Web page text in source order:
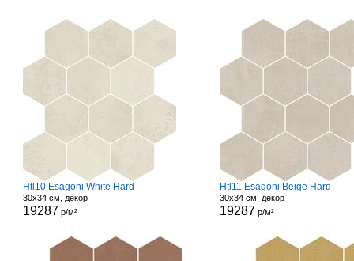
Htl10 Esagoni White Hard
30x34 см, декор
19287 р/м²
Htl11 Esagoni Beige Hard
30x34 см, декор
19287 р/м²